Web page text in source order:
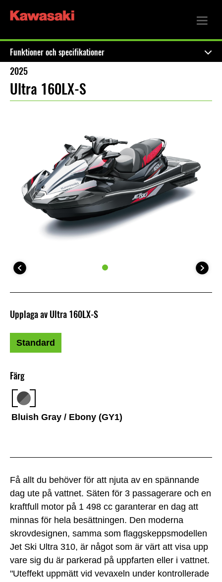
Funktioner och specifikationer
2025
Ultra 160LX-S
Få allt du behöver för att njuta av en spännande
dag ute på vattnet. Säten för 3 passagerare och en
kraftfull motor på 1 498 cc garanterar en dag att
minnas för hela besättningen. Den moderna
skrovdesignen, samma som flaggskeppsmodellen
Jet Ski Ultra 310, är ​​något som är värt att visa upp
vare sig du är parkerad på uppfarten eller i vattnet.
"Uteffekt uppmätt vid vevaxeln under kontrollerade
Färg
Bluish Gray / Ebony (GY1)
Upplaga av Ultra 160LX-S
Standard